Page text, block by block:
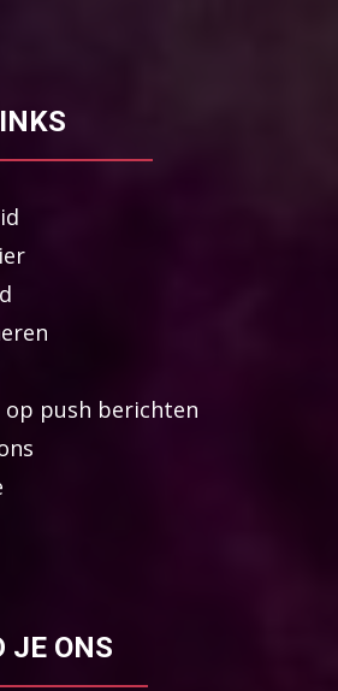
push berichten
JE ONS